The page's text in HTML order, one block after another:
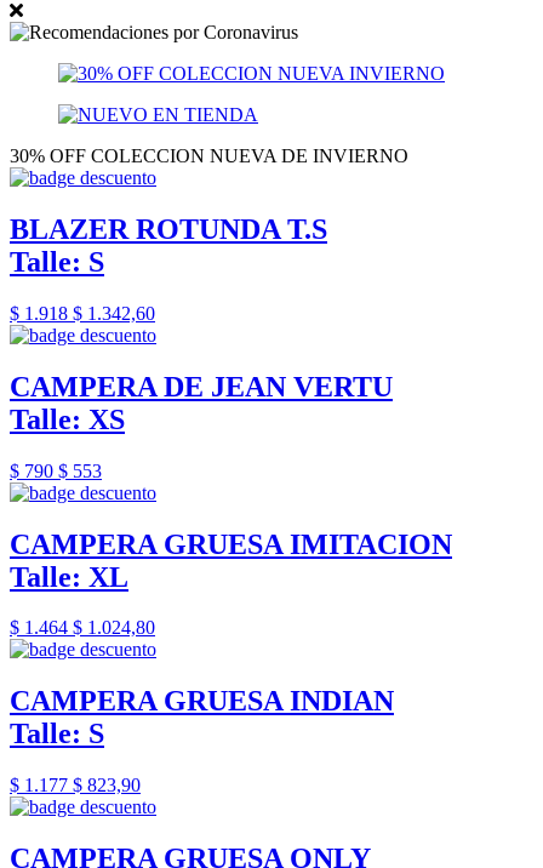
30% OFF COLECCION NUEVA DE INVIERNO
BLAZER ROTUNDA T.S
Talle: S
$ 1.918 $ 1.342,60
CAMPERA DE JEAN VERTU
Talle: XS
$ 790 $ 553
CAMPERA GRUESA IMITACION
Talle: XL
$ 1.464 $ 1.024,80
CAMPERA GRUESA INDIAN
Talle: S
$ 1.177 $ 823,90
CAMPERA GRUESA ONLY